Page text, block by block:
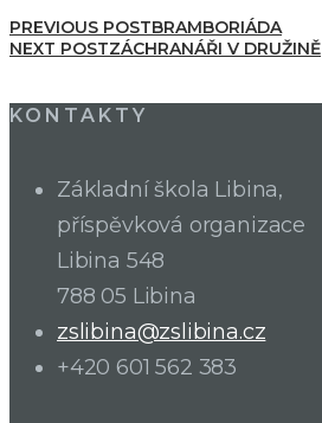
PREVIOUS POSTBRAMBORIÁDA
NEXT POSTZÁCHRANÁŘI V DRUŽINĚ
KONTAKTY
Základní škola Libina,
příspěvková organizace
Libina 548
788 05 Libina
zslibina@zslibina.cz
+420 601 562 383